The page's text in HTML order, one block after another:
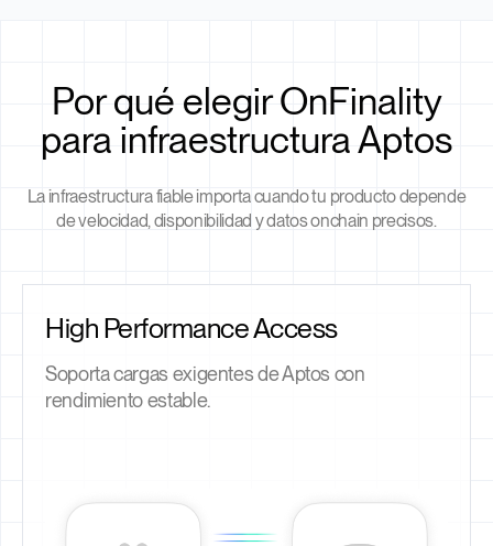
Por qué elegir OnFinality
para infraestructura Aptos
La infraestructura fiable importa cuando tu producto depende
de velocidad, disponibilidad y datos onchain precisos.
High Performance Access
Soporta cargas exigentes de Aptos con
rendimiento estable.